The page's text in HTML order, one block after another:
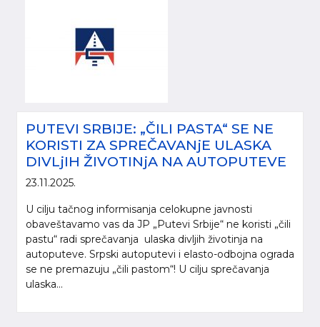
PUTEVI SRBIJE: „ČILI PASTA“ SE NE
KORISTI ZA SPREČAVANjE ULASKA
DIVLjIH ŽIVOTINjA NA AUTOPUTEVE
23.11.2025.
U cilju tačnog informisanja celokupne javnosti
obaveštavamo vas da JP „Putevi Srbije“ ne koristi „čili
pastu“ radi sprečavanja ulaska divljih životinja na
autoputeve. Srpski autoputevi i elasto-odbojna ograda
se ne premazuju „čili pastom“! U cilju sprečavanja
ulaska...